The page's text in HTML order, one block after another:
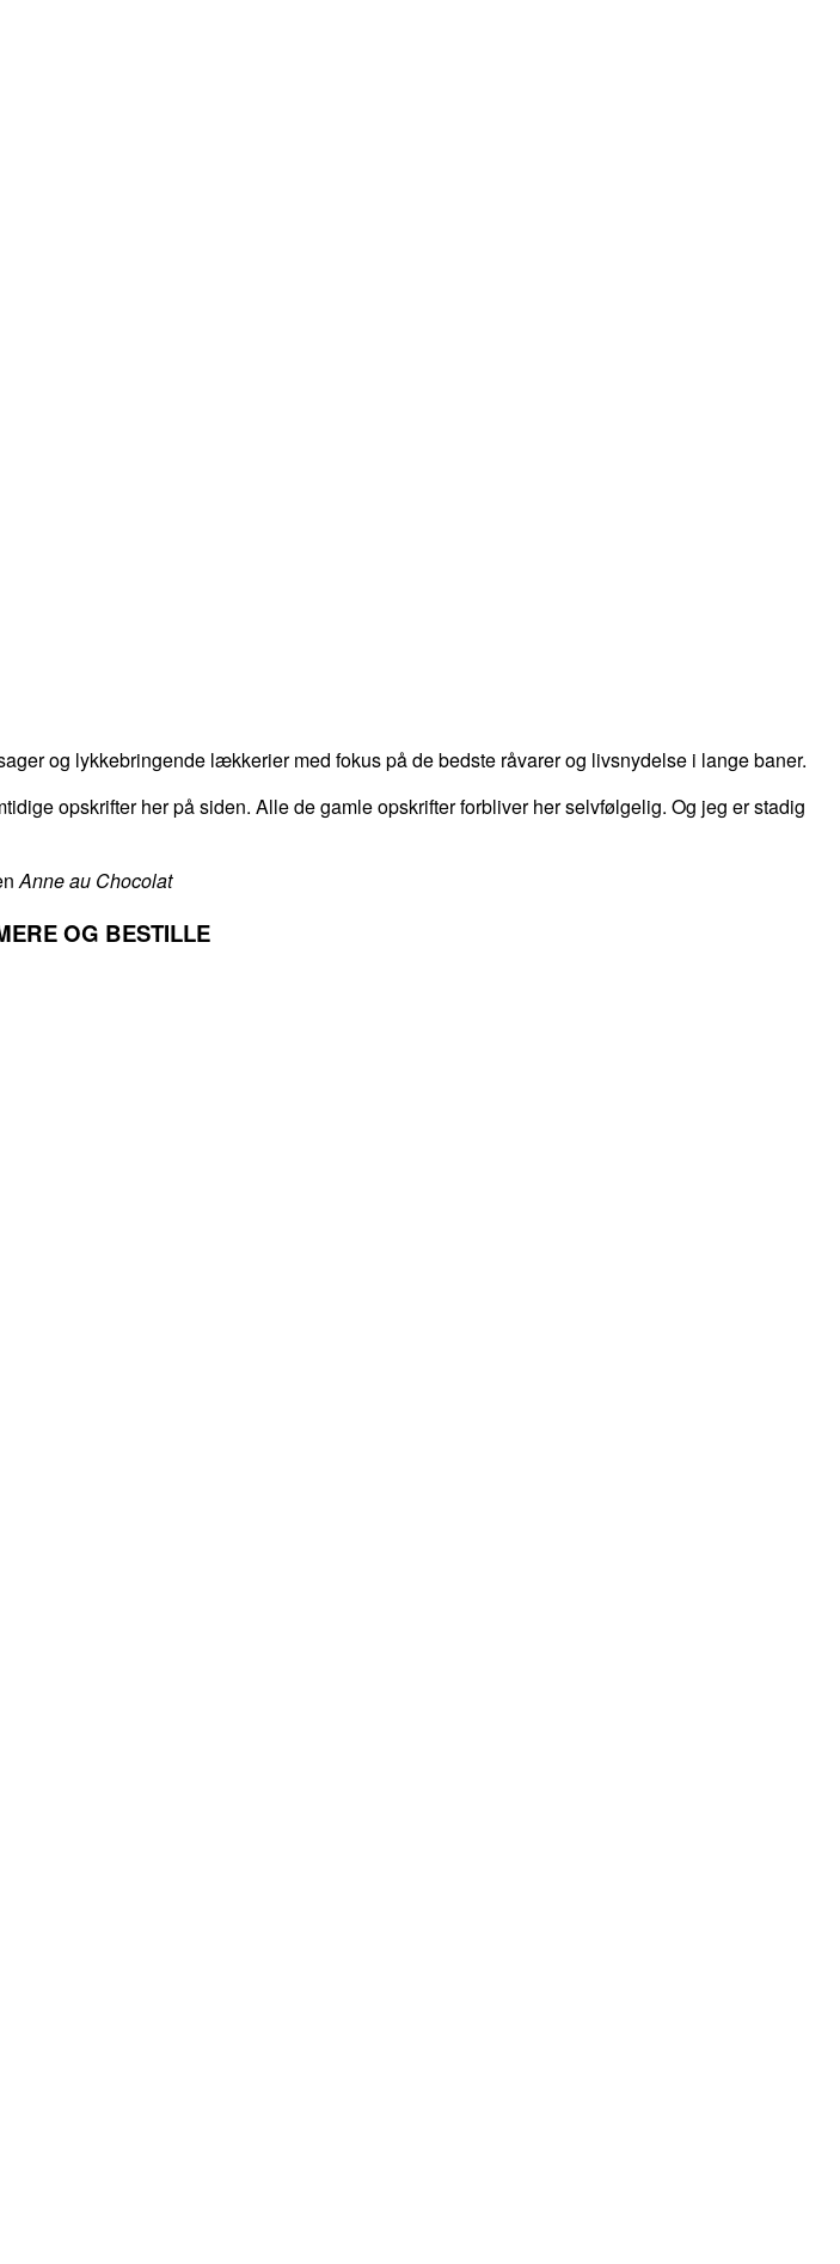
og lykkebringende lækkerier med fokus på de bedste råvarer og livsnydelse i lange baner.
opskrifter her på siden. Alle de gamle opskrifter forbliver her selvfølgelig. Og jeg er stadig
Anne au Chocolat
OG BESTILLE